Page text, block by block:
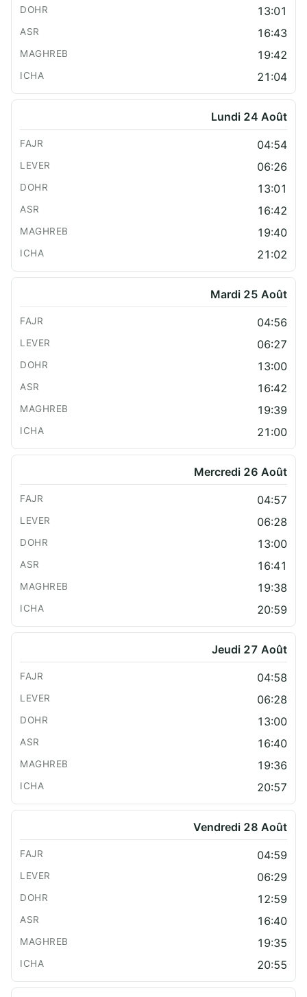
13:01
16:43
19:42
21:04
Lundi 24 Août
04:54
06:26
13:01
16:42
19:40
21:02
Mardi 25 Août
04:56
06:27
13:00
16:42
19:39
21:00
Mercredi 26 Août
04:57
06:28
13:00
16:41
19:38
20:59
Jeudi 27 Août
04:58
06:28
13:00
16:40
19:36
20:57
Vendredi 28 Août
04:59
06:29
12:59
16:40
19:35
20:55